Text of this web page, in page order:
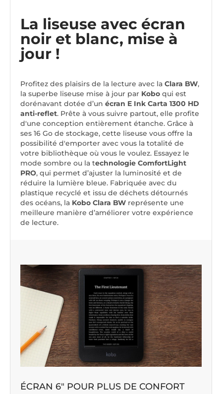
La liseuse avec écran
noir et blanc, mise à
jour !
Profitez des plaisirs de la lecture avec la Clara BW,
la superbe liseuse mise à jour par Kobo qui est
dorénavant dotée d’un écran E Ink Carta 1300 HD
anti-reflet. Prête à vous suivre partout, elle profite
d'une conception entièrement étanche. Grâce à
ses 16 Go de stockage, cette liseuse vous offre la
possibilité d'emporter avec vous la totalité de
votre bibliothèque où vous le voulez. Essayez le
mode sombre ou la technologie ComfortLight
PRO, qui permet d’ajuster la luminosité et de
réduire la lumière bleue. Fabriquée avec du
plastique recyclé et issu de déchets détournés
des océans, la Kobo Clara BW représente une
meilleure manière d’améliorer votre expérience
de lecture.
ÉCRAN 6" POUR PLUS DE CONFORT